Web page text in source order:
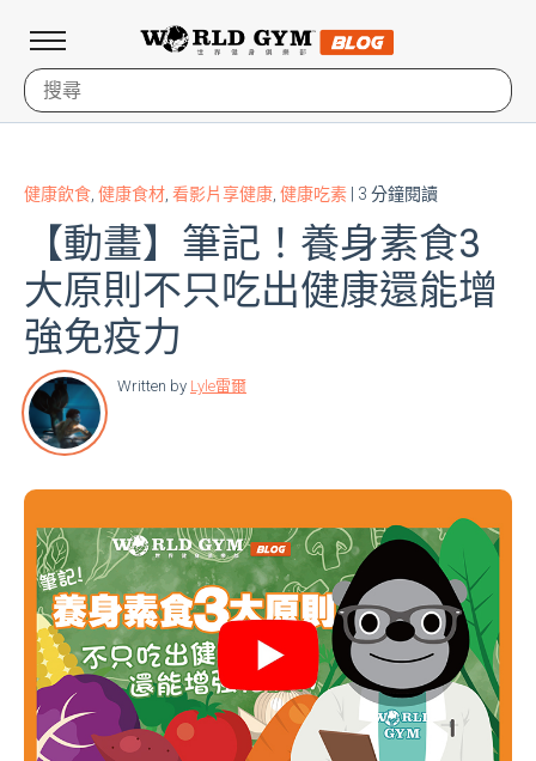
健康飲食 健康食材 看影片享健康 健康吃素 | 3 分鐘閱讀
【動畫】筆記！養身素食3
大原則不只吃出健康還能增
強免疫力
Written by Lyle雷爾